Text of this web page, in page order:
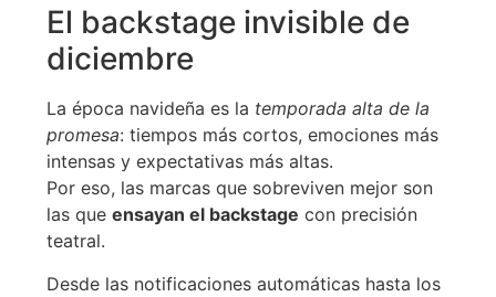
El backstage invisible de
diciembre
La época navideña es la temporada alta de la
promesa: tiempos más cortos, emociones más
intensas y expectativas más altas.
Por eso, las marcas que sobreviven mejor son
las que ensayan el backstage con precisión
teatral.
Desde las notificaciones automáticas hasta los